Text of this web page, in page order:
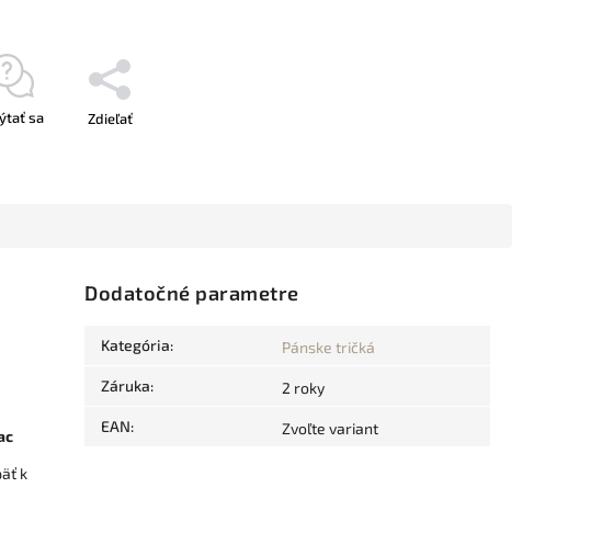
sa Zdieľať
k
Dodatočné parametre
Kategória: Pánske tričká
Záruka: 2 roky
EAN: Zvoľte variant